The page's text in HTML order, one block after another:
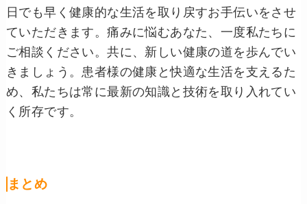
日でも早く健康的な生活を取り戻すお手伝いをさせ
ていただきます。痛みに悩むあなた、一度私たちに
ご相談ください。共に、新しい健康の道を歩んでい
きましょう。患者様の健康と快適な生活を支えるた
め、私たちは常に最新の知識と技術を取り入れてい
く所存です。
まとめ